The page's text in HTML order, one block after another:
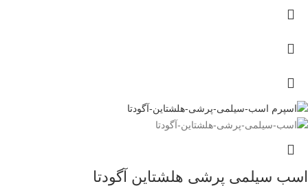
اسب سیلمی پرشی هلشتاین آگودتا